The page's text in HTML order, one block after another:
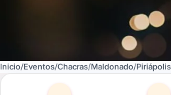
Inicio Eventos Chacras Maldonado Piriápolis
Otras versiones de esta ficha